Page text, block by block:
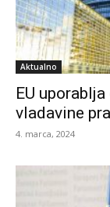
Aktualno
EU
vladavine
4. marca, 2024